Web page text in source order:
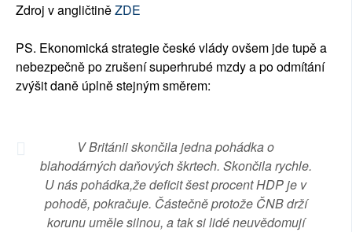
Zdroj v angličtiněZDE
PS. Ekonomická strategie české vlády ovšem jde tupě a
nebezpečně po zrušení superhrubé mzdy a po odmítání
zvýšit daně úplně stejným směrem:
V Británii skončila jedna pohádka o
blahodárných daňových škrtech. Skončila rychle.
U nás pohádka,že deficit šest procent HDP je v
pohodě, pokračuje. Částečně protože ČNB drží
korunu uměle silnou, a tak si lidé neuvědomují